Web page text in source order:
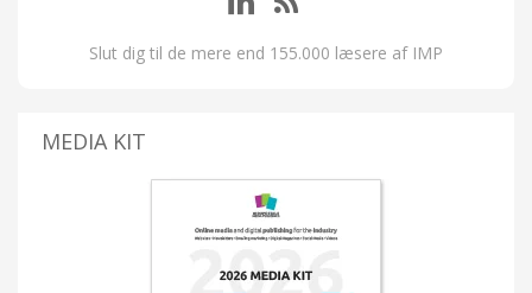
Slut dig til de mere end 155.000 læsere af IMP
MEDIA KIT